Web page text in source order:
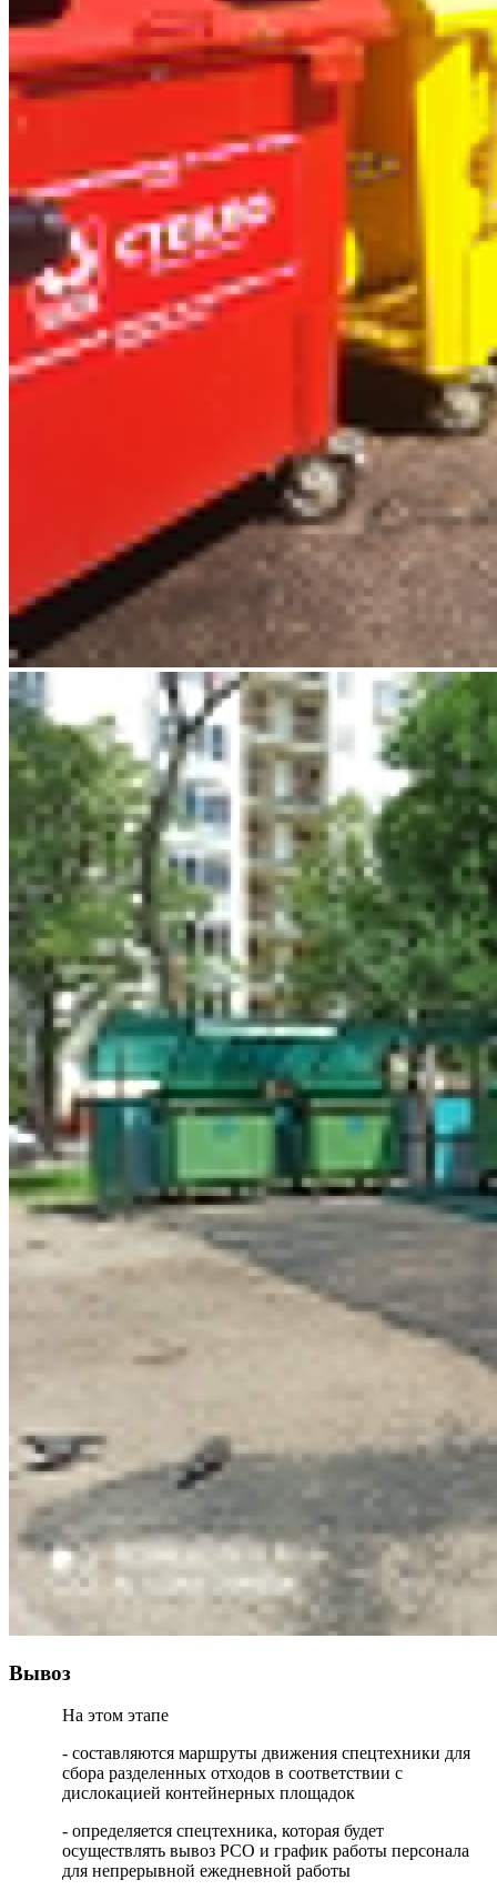
Вывоз
На этом этапе
- составляются маршруты движения спецтехники для
сбора разделенных отходов в соответствии с
дислокацией контейнерных площадок
- определяется спецтехника, которая будет
осуществлять вывоз РСО и график работы персонала
для непрерывной ежедневной работы